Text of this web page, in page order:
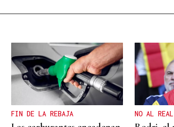
FIN DE LA REBAJA NO AL